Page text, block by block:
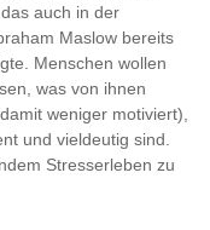
auch in der
Maslow bereits
Menschen wollen
was von ihnen
weniger motiviert),
und vieldeutig sind.
Stresserleben zu